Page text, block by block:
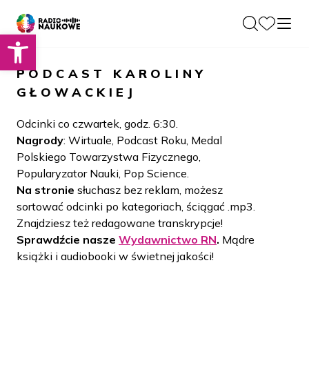
Otwórz pasek narzędzi
O nas
O Radiu
Zespół
Historia
Społeczność
Dla Naukowców
Podcasty
Projekty
LAMU
Beyond Curie
Blog
Kontakt
Wydawnictwo
PODCAST
KAROLINY
GŁOWACKIEJ
Odcinki co czwartek, godz. 6:30.
Nagrody: Wirtuale, Podcast Roku, Medal
Polskiego Towarzystwa Fizycznego,
Popularyzator Nauki, Pop Science.
Na stronie słuchasz bez reklam, możesz
sortować odcinki po kategoriach, ściągać .mp3.
Znajdziesz też redagowane transkrypcje!
Sprawdźcie nasze Wydawnictwo RN. Mądre
książki i audiobooki w świetnej jakości!